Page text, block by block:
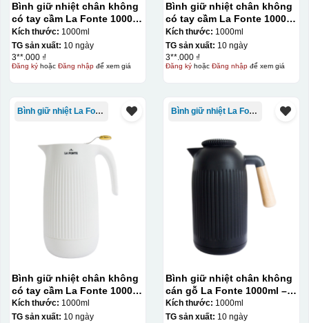
Bình giữ nhiệt chân không
có tay cầm La Fonte 1000ml
– 011655
Kích thước: 1000ml
TG sản xuất: 10 ngày
3**.000 ₫
Đăng kýhoặc Đăng nhậpđể xem giá
Bình giữ nhiệt chân không
có tay cầm La Fonte 1000ml
– 011655
Kích thước: 1000ml
TG sản xuất: 10 ngày
3**.000 ₫
Đăng kýhoặc Đăng nhậpđể xem giá
Bình giữ nhiệt La Fonte
Bình giữ nhiệt chân không
có tay cầm La Fonte 1000ml
– 011655
Kích thước: 1000ml
TG sản xuất: 10 ngày
Bình giữ nhiệt La Fonte
Bình giữ nhiệt chân không
cán gỗ La Fonte 1000ml –
011679
Kích thước: 1000ml
TG sản xuất: 10 ngày